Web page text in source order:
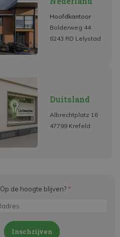
Hoofdkantoor
Bolderweg 44
8243 RD Lelystad
Duitsland
Albrechtplatz 16
47799 Krefeld
Op de hoogte blijven? *
Inschrijven